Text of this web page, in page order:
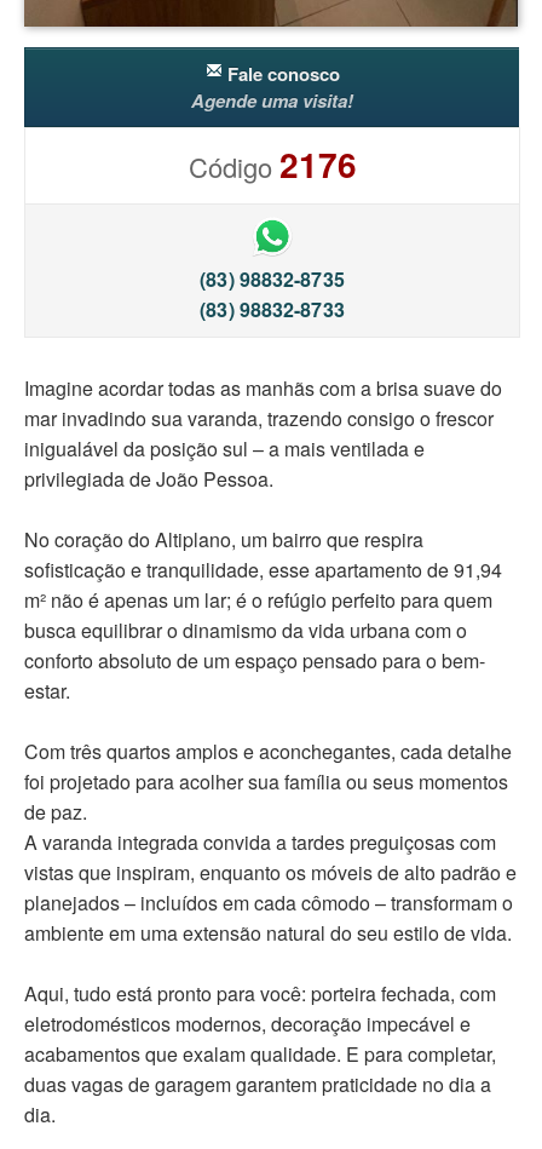
Fale conosco
Agende uma visita!
Código2176
(83) 98832-8735
(83) 98832-8733
Imagine acordar todas as manhãs com a brisa suave do
mar invadindo sua varanda, trazendo consigo o frescor
inigualável da posição sul – a mais ventilada e
privilegiada de João Pessoa.
No coração do Altiplano, um bairro que respira
sofisticação e tranquilidade, esse apartamento de 91,94
m² não é apenas um lar; é o refúgio perfeito para quem
busca equilibrar o dinamismo da vida urbana com o
conforto absoluto de um espaço pensado para o bem-
estar.
Com três quartos amplos e aconchegantes, cada detalhe
foi projetado para acolher sua família ou seus momentos
de paz.
A varanda integrada convida a tardes preguiçosas com
vistas que inspiram, enquanto os móveis de alto padrão e
planejados – incluídos em cada cômodo – transformam o
ambiente em uma extensão natural do seu estilo de vida.
Aqui, tudo está pronto para você: porteira fechada, com
eletrodomésticos modernos, decoração impecável e
acabamentos que exalam qualidade. E para completar,
duas vagas de garagem garantem praticidade no dia a
dia.